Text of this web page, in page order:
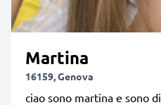
Martina
16159, Genova
ciao sono martina e sono